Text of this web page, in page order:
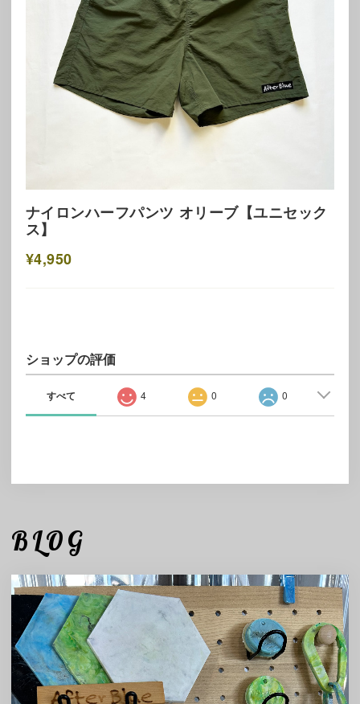
ナイロンハーフパンツ オリーブ【ユニセック
ス】
¥4,950
ショップの評価
すべて 4 0 0
BLOG